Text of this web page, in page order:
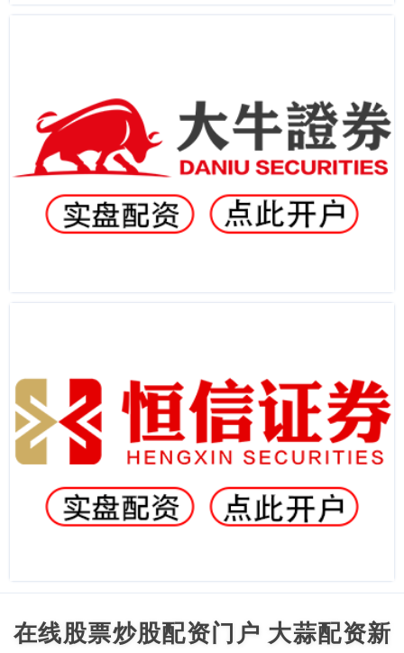
在线股票炒股配资门户 大蒜配资新